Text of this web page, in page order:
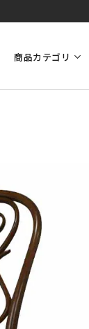
商品カテゴリ